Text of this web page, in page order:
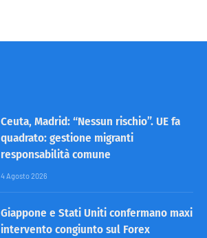
Ceuta, Madrid: “Nessun rischio”. UE fa
quadrato: gestione migranti
responsabilità comune
4 Agosto 2026
Giappone e Stati Uniti confermano maxi
intervento congiunto sul Forex